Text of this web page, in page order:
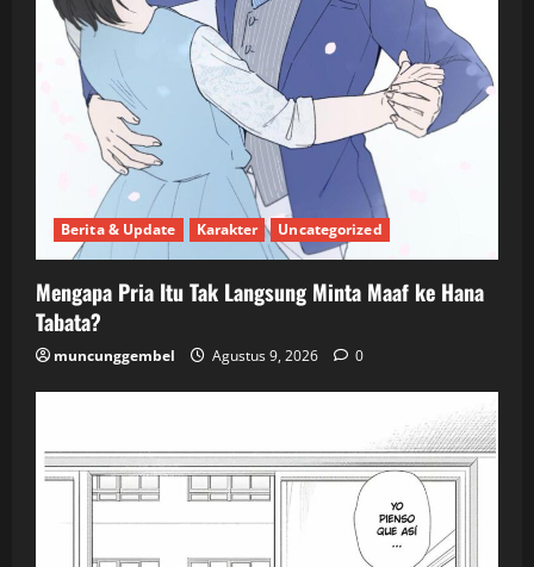
Berita & Update Karakter Uncategorized
Mengapa Pria Itu Tak Langsung Minta Maaf ke Hana
Tabata?
muncunggembel Agustus 9, 2026 0